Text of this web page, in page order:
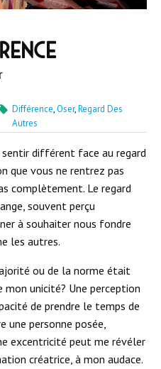
Différence,Oser,Regard Des
Autres
différent face au regard
que vous ne rentrez pas
complètement. Le regard
souvent perçu
à souhaiter nous fondre
les autres.
ou de la norme était
unicité? Une perception
de prendre le temps de
une personne posée,
excentricité peut me révéler
créatrice, à mon audace.